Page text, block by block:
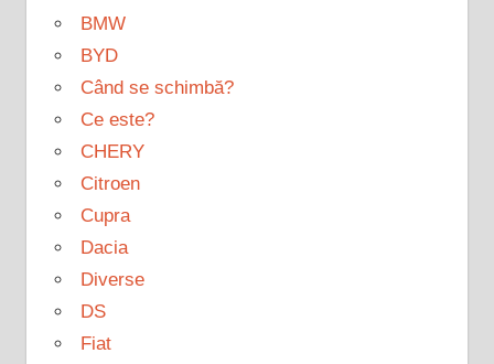
BMW
BYD
Când se schimbă?
Ce este?
CHERY
Citroen
Cupra
Dacia
Diverse
DS
Fiat